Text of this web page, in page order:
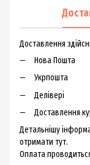
Доставлення
Нова Пошта
Укрпошта
Делівері
Доставлення
Детальнішу
отримати тут.
Оплата